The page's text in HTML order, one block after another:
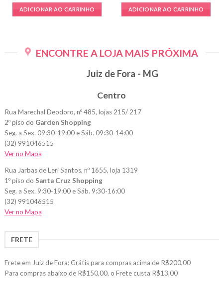
ADICIONAR AO CARRINHO ADICIONAR AO CARRINHO
várias
ENCONTRE A LOJA MAIS PRÓXIMA
Juiz de Fora - MG
Centro
Rua Marechal Deodoro, nº 485, lojas 215/ 217
2º piso do Garden Shopping
Seg. a Sex. 09:30-19:00 e Sáb. 09:30-14:00
(32) 991046515
Ver no Mapa
Rua Jarbas de Leri Santos, nº 1655, loja 1319
1º piso do Santa Cruz Shopping
Seg. a Sex. 9:30-19:00 e Sáb. 9:30-16:00
(32) 991046515
Ver no Mapa
FRETE
Frete em Juiz de Fora: Grátis para compras acima de R$200,00
Para compras abaixo de R$150,00, o Frete custa R$13,00